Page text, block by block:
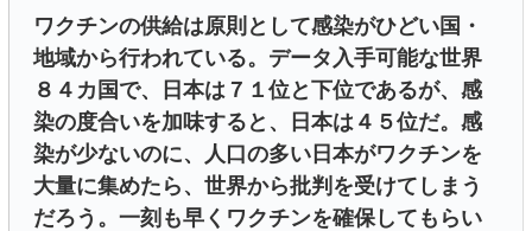
ワクチンの供給は原則として感染がひどい国・
地域から行われている。データ入手可能な世界
８４カ国で、日本は７１位と下位であるが、感
染の度合いを加味すると、日本は４５位だ。感
染が少ないのに、人口の多い日本がワクチンを
大量に集めたら、世界から批判を受けてしまう
だろう。一刻も早くワクチンを確保してもらい